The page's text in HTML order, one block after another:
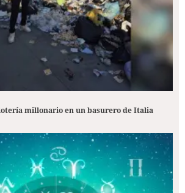
millonario en un basurero de Italia